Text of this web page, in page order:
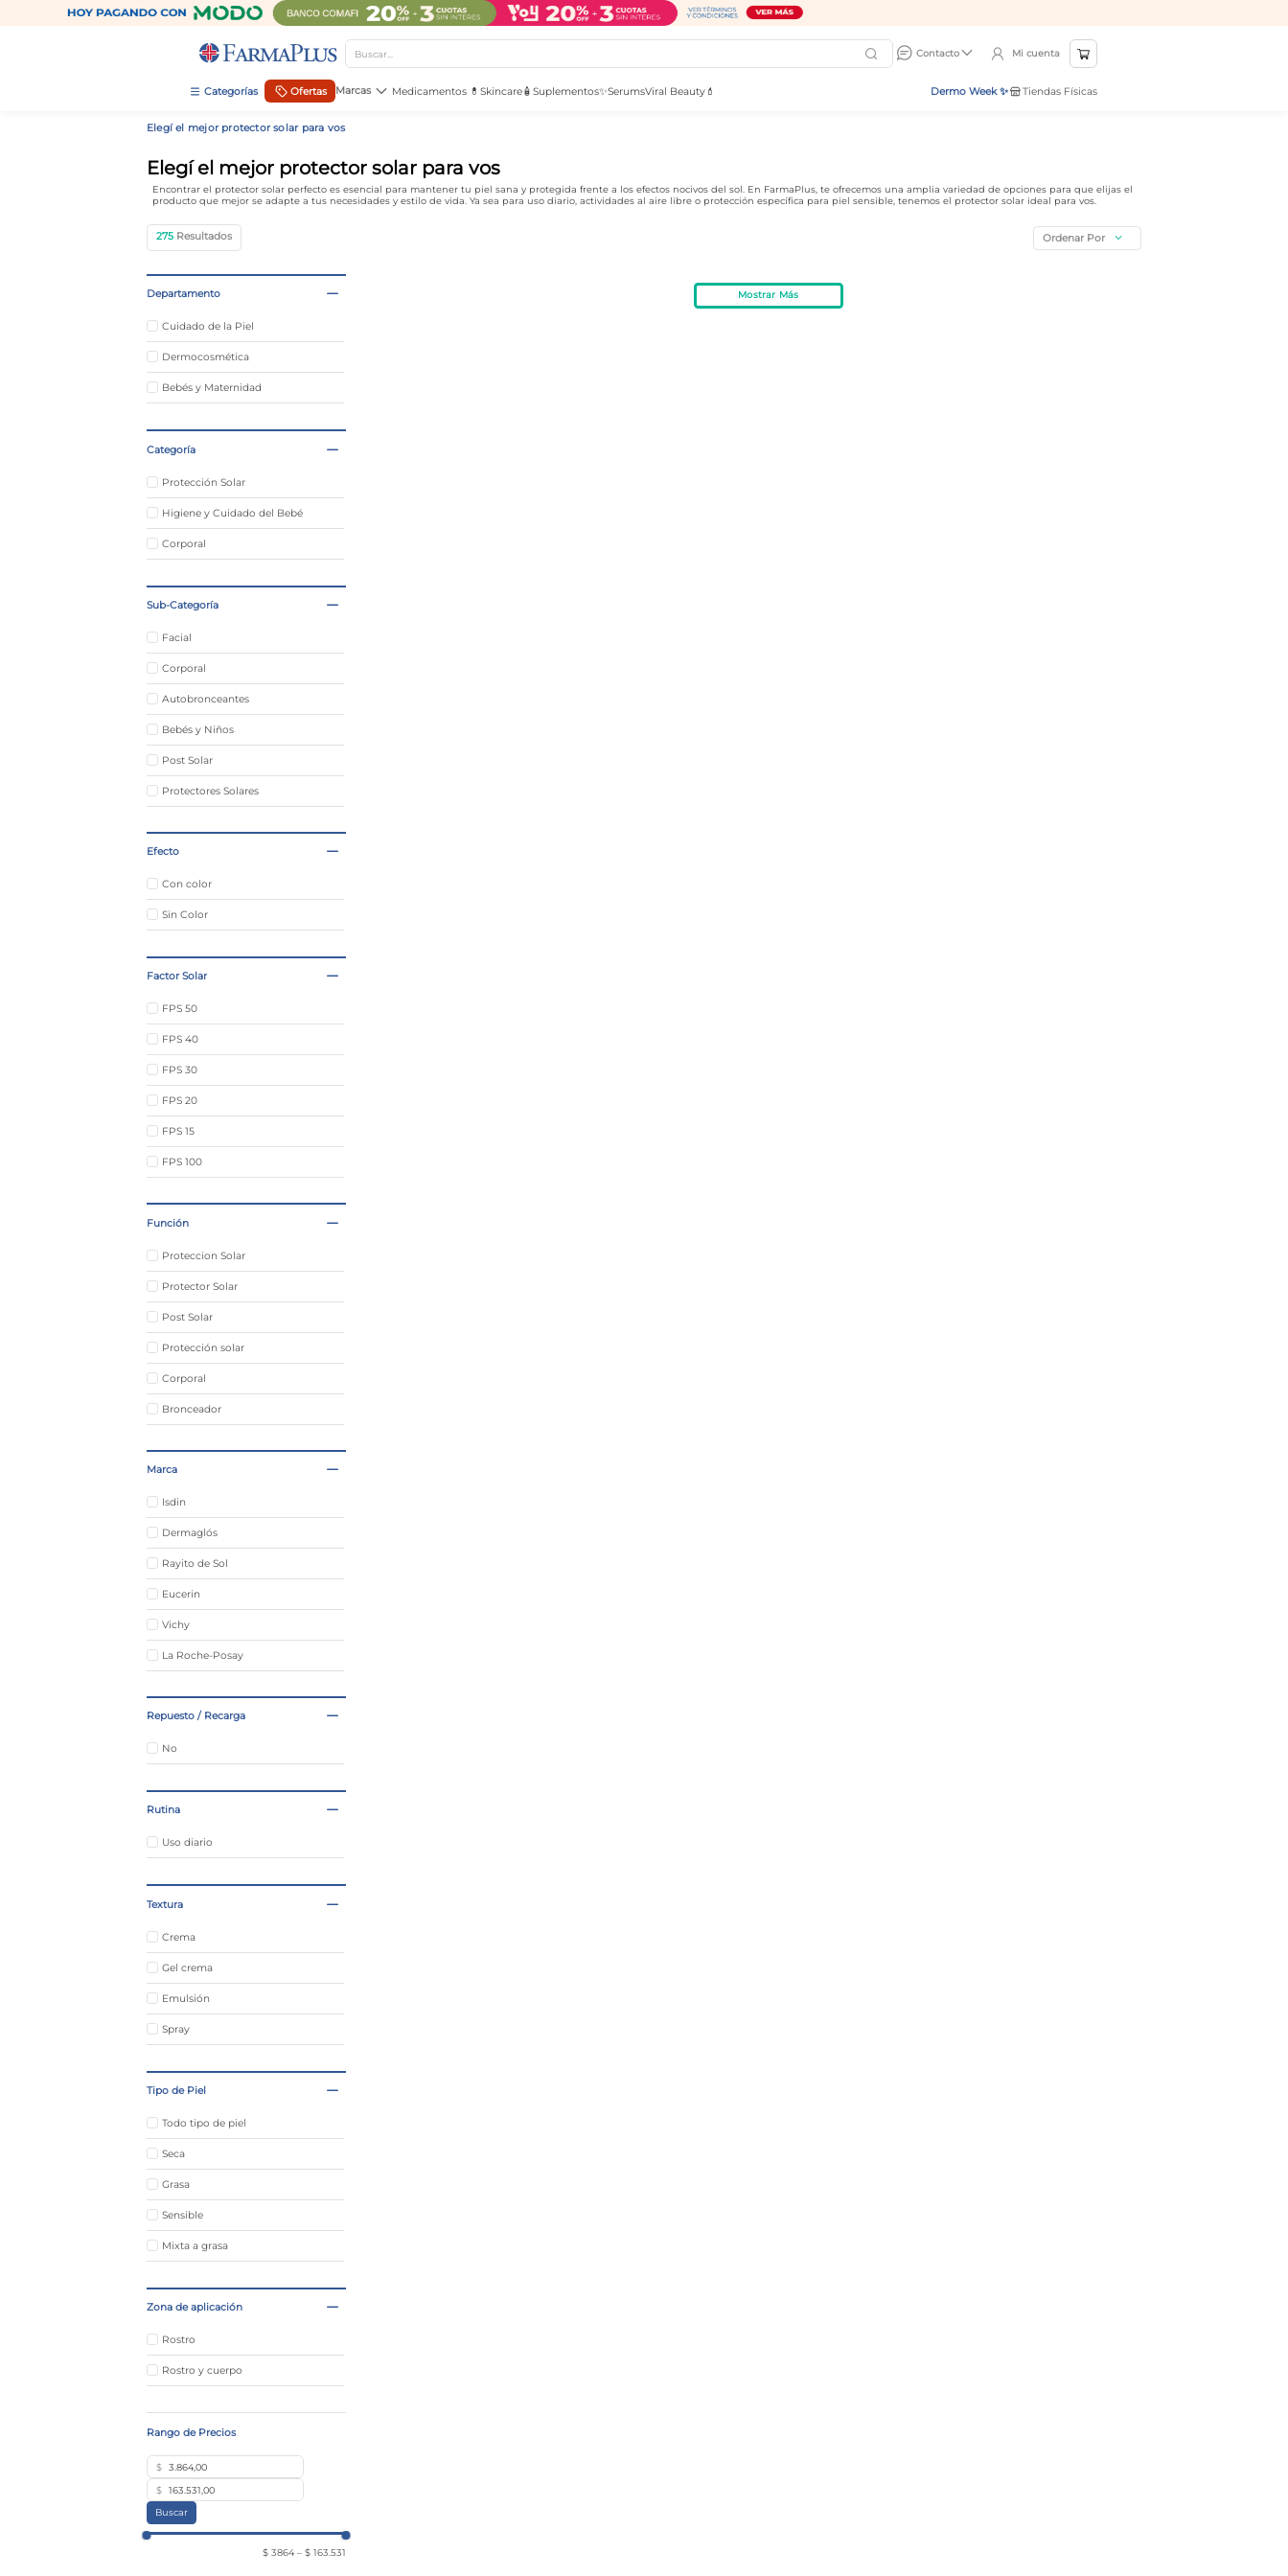
Buscar...
Contacto
Mi cuenta
Ofertas Marcas Medicamentos 💊 Skincare🧴 Suplementos✨SerumsViral Beauty💄 Dermo Week ✨ Tiendas Físicas
Elegí el mejor protector solar para vos
Elegí el mejor protector solar para vos
Encontrar el protector solar perfecto es esencial para mantener tu piel sana y protegida frente a los efectos nocivos del sol. En FarmaPlus, te ofrecemos una amplia variedad de opciones para que elijas el
producto que mejor se adapte a tus necesidades y estilo de vida. Ya sea para uso diario, actividades al aire libre o protección específica para piel sensible, tenemos el protector solar ideal para vos.
275 Ordenar Por
Departamento
Cuidado de la Piel
Dermocosmética
Bebés y Maternidad
Categoría
Protección Solar
Higiene y Cuidado del Bebé
Corporal
Sub-Categoría
Facial
Corporal
Autobronceantes
Bebés y Niños
Post Solar
Protectores Solares
Cicatrizantes
Efecto
Con color
Sin Color
Factor Solar
FPS 50
FPS 40
FPS 30
FPS 20
FPS 15
FPS 100
FPS 65
FPS 60
Post Solar
Función
Proteccion Solar
Protector Solar
Post Solar
Protección solar
Corporal
Bronceador
Autobronceantes y Tonalizadores
Marca
Isdin
Dermaglós
Rayito de Sol
Eucerin
Vichy
La Roche-Posay
Villeneuve
Zono
Repuesto / Recarga
No
Rutina
Uso diario
Textura
Crema
Gel crema
Emulsión
Spray
Tipo de Piel
Todo tipo de piel
Seca
Grasa
Sensible
Mixta a grasa
Zona de aplicación
Rostro
Rostro y cuerpo
$
$
Buscar
$ 3864 – $ 163.531
Mostrar Más
TÉRMINOS MÁS BUSCADOS
1.
mela b3
cerave limpieza
creatina
.
loreal
.
shampoo
6.
proteina
7.
ibuprofeno
8.
contorno ojos
9.
magnesio